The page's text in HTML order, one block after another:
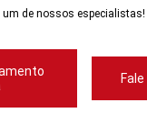
um de nossos especialistas!